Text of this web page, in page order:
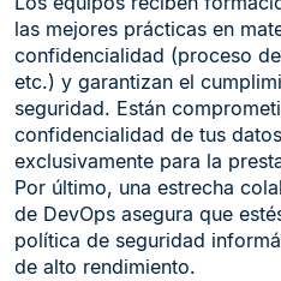
las mejores prácticas en
confidencialidad (proceso
etc.) y garantizan el
seguridad. Están
confidencialidad de tus
exclusivamente para la
Por último, una estrecha
de DevOps asegura que
política de seguridad
de alto rendimiento.